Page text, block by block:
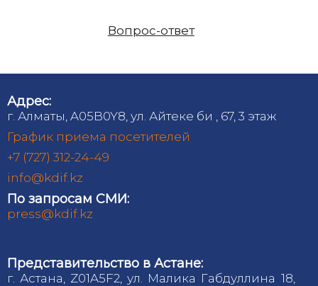
Вопрос-ответ
Адрес:
г. Алматы, A05B0Y8, ул. Айтеке би , 67, 3 этаж
График приема посетителей
+7 (727) 312-24-49
info@kdif.kz
По запросам СМИ:
press@kdif.kz
Представительство в Астане:
г. Астана, Z01A5F2, ул. Малика Габдуллина 18,